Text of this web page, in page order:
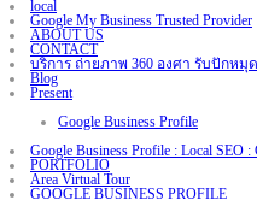
local
Google My Business Trusted Provider
ABOUT US
CONTACT
บริการ ถ่ายภาพ 360 องศา รับปักหมุด
Blog
Present
Google Business Profile
Google Business Profile : Local SEO :
PORTFOLIO
Area Virtual Tour
GOOGLE BUSINESS PROFILE